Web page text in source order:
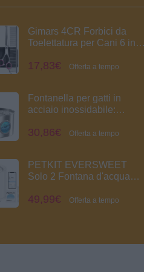
Gimars 4CR Forbici da
Toelettatura per Cani 6 in 1
Punta Rotonda di
17,83€ Offerta a tempo
Fontanella per gatti in
acciaio inossidabile:
+ 3 spugne, fontana per
30,86€ Offerta a tempo
PETKIT EVERSWEET
Solo 2 Fontana d'acqua
pompa senza fili, controllo
erogatore d'acqua per cani
49,99€ Offerta a tempo